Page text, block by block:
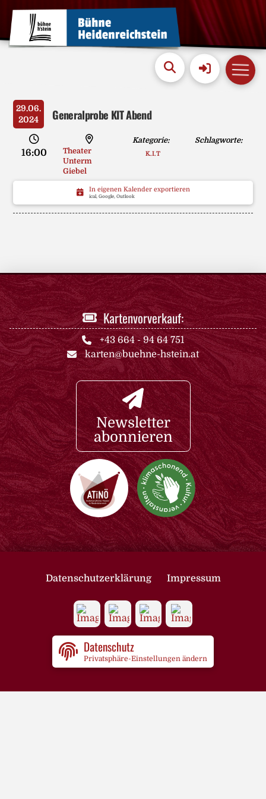
29.06.
2024
Generalprobe KIT Abend
16:00
Theater
Unterm
Giebel
Kategorie:
K.I.T
Schlagworte:
In eigenen Kalender exportieren
ical, Google, Outlook
Kartenvorverkauf:
+43 664 - 94 64 751
karten@buehne-hstein.at
Newsletter
abonnieren
Datenschutzerklärung Impressum
Datenschutz
Privatsphäre-Einstellungen ändern